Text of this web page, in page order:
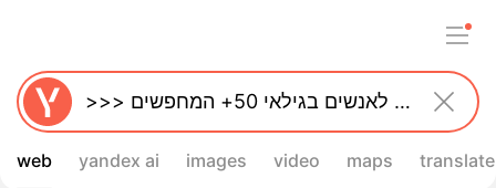
web yandex ai images video maps translate